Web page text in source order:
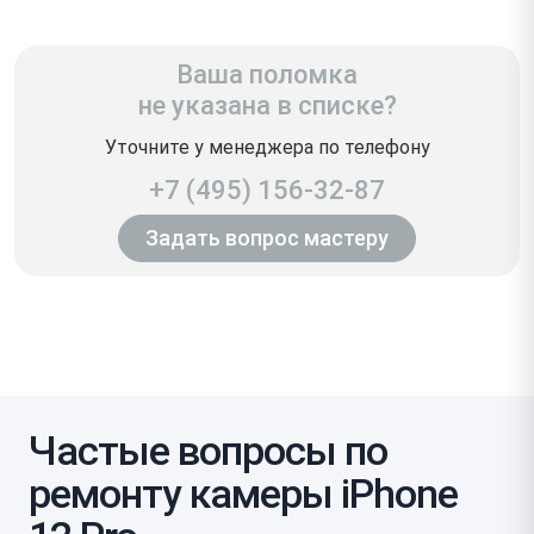
Ваша поломка
не указана в списке?
Уточните у менеджера по телефону
+7 (495) 156-32-87
Задать вопрос мастеру
Частые вопросы по
ремонту камеры iPhone